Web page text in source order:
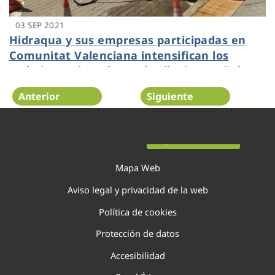
03 SEP 2021
Hidraqua y sus empresas participadas en
Comunitat Valenciana intensifican los
trabajos en la red ante las lluvias otoñales
Anterior Siguiente
Mapa Web
Aviso legal y privacidad de la web
Política de cookies
Protección de datos
Accesibilidad